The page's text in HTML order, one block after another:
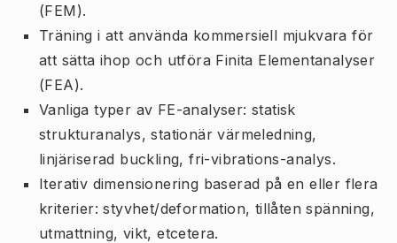
(FEM).
Träning i att använda kommersiell mjukvara för
att sätta ihop och utföra Finita Elementanalyser
(FEA).
Vanliga typer av FE-analyser: statisk
strukturanalys, stationär värmeledning,
linjäriserad buckling, fri-vibrations-analys.
Iterativ dimensionering baserad på en eller flera
kriterier: styvhet/deformation, tillåten spänning,
utmattning, vikt, etcetera.